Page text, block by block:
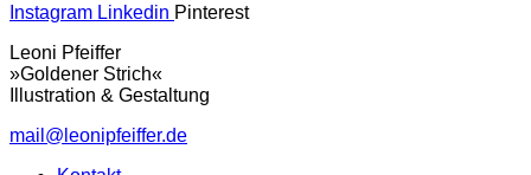
Instagram Linkedin Pinterest
Leoni Pfeiffer
»Goldener Strich«
Illustration & Gestaltung
mail@leonipfeiffer.de